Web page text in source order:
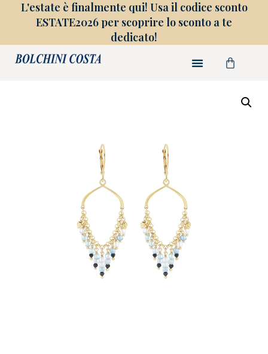
L'estate è finalmente qui! Usa il codice sconto
ESTATE2026 per scoprire lo sconto a te
dedicato!